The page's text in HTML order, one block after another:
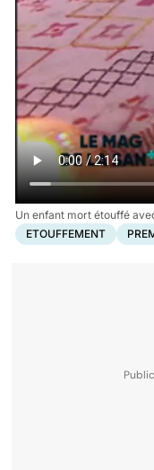
Un enfant mort étouffé
ETOUFFEMENT